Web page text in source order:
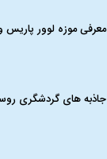
معرفی موزه لوور پاریس
جاذبه های گردشگری